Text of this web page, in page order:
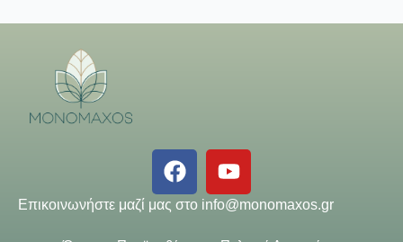
Επικοινωνήστε μαζί μας στο info@monomaxos.gr